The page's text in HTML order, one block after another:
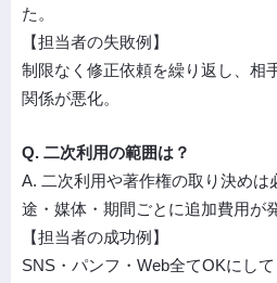
た。
【担当者の失敗例】
制限なく修正依頼を繰り返し、相
関係が悪化。
Q. 二次利用の範囲は？
A. 二次利用や著作権の取り決めは
途・媒体・期間ごとに追加費用が
【担当者の成功例】
SNS・パンフ・Web全てOKにし